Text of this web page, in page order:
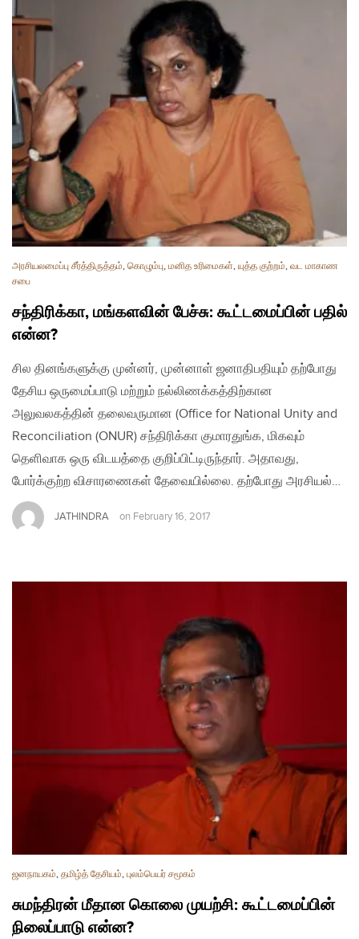
அரசியலமைப்பு சீர்த்திருத்தம், கொழும்பு, மனித உரிமைகள், யுத்த குற்றம், வட மாகாண
சபை
சந்திரிக்கா, மங்களவின் பேச்சு: கூட்டமைப்பின் பதில்
என்ன?
சில தினங்களுக்கு முன்னர், முன்னாள் ஜனாதிபதியும் தற்போது
தேசிய ஒருமைப்பாடு மற்றும் நல்லிணக்கத்திற்கான
அலுவலகத்தின் தலைவருமான (Office for National Unity and
Reconciliation (ONUR) சந்திரிக்கா குமாரதுங்க, மிகவும்
தெளிவாக ஒரு விடயத்தை குறிப்பிட்டிருந்தார். அதாவது,
போர்க்குற்ற விசாரணைகள் தேவையில்லை. தற்போது அரசியல்…
JATHINDRA on February 16, 2017
ஜனநாயகம், தமிழ்த் தேசியம், புலம்பெயர் சமூகம்
சுமந்திரன் மீதான கொலை முயற்சி: கூட்டமைப்பின்
நிலைப்பாடு என்ன?